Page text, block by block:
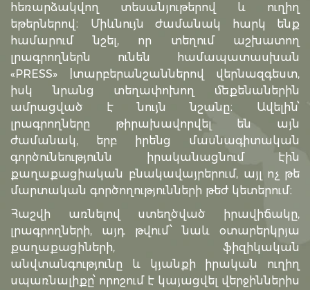
հեռարձակվող տեսանյութերով և ուղիղ
եթերներով։ Միևնույն ժամանակ հարկ ենք
համարում նշել, որ տեղում աշխատող
լրագրողներն ունեն համապատասխան
«PRESS» |տարբերանշաններով վերնազգեստ,
իսկ նրանց տեղափոխող մեքենաներին
ամրացված է նույն նշանը։ Ավելին՝
լրագրողները թիրախավորվել են այն
ժամանակ, երբ իրենց մասնագիտական
գործունեությունն իրականացնում էին
քաղաքացիական բնակավայրերում, այլ ոչ թե
մարտական գործողությունների թեժ կետերում։
Հաշվի առնելով ստեղծված իրավիճակը,
լրագրողների, այդ թվում՝ նաև օտարերկրյա
քաղաքացիների, ֆիզիկական
անվտանգությունը և կյանքի իրական ուղիղ
սպառնալիքը՝ որոշում է կայացվել վերջիններիս